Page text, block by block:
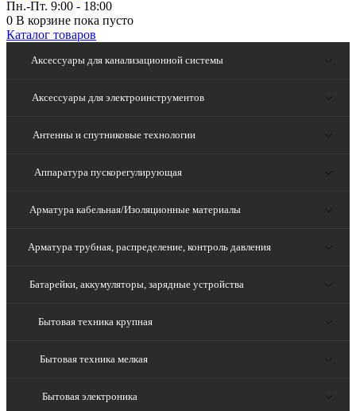
Пн.-Пт. 9:00 - 18:00
0 В корзине пока пусто
Каталог товаров
Аксессуары для канализационной системы
Аксессуары для электроинструментов
Антенны и спутниковые технологии
Аппаратура пускорегулирующая
Арматура кабельная/Изоляционные материалы
Арматура трубная, распределение, контроль давления
Батарейки, аккумуляторы, зарядные устройства
Бытовая техника крупная
Бытовая техника мелкая
Бытовая электроника